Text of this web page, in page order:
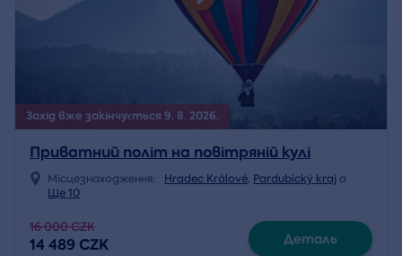
Захід вже закінчується 9. 8. 2026.
Приватний політ на повітряній кулі
Місцезнаходження: Hradec Králové, Pardubický kraj a
Ще 10
16 000 CZK
14 489 CZK Деталь